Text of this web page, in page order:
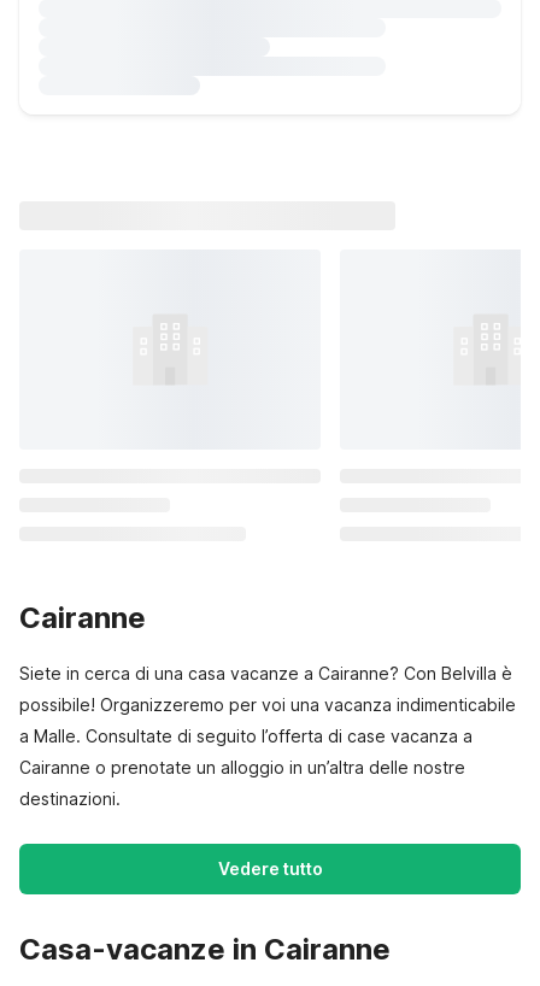
Cairanne
Siete in cerca di una casa vacanze a Cairanne? Con Belvilla è
possibile! Organizzeremo per voi una vacanza indimenticabile
a Malle. Consultate di seguito l’offerta di case vacanza a
Cairanne o prenotate un alloggio in un’altra delle nostre
destinazioni.
Vedere tutto
Casa-vacanze in Cairanne